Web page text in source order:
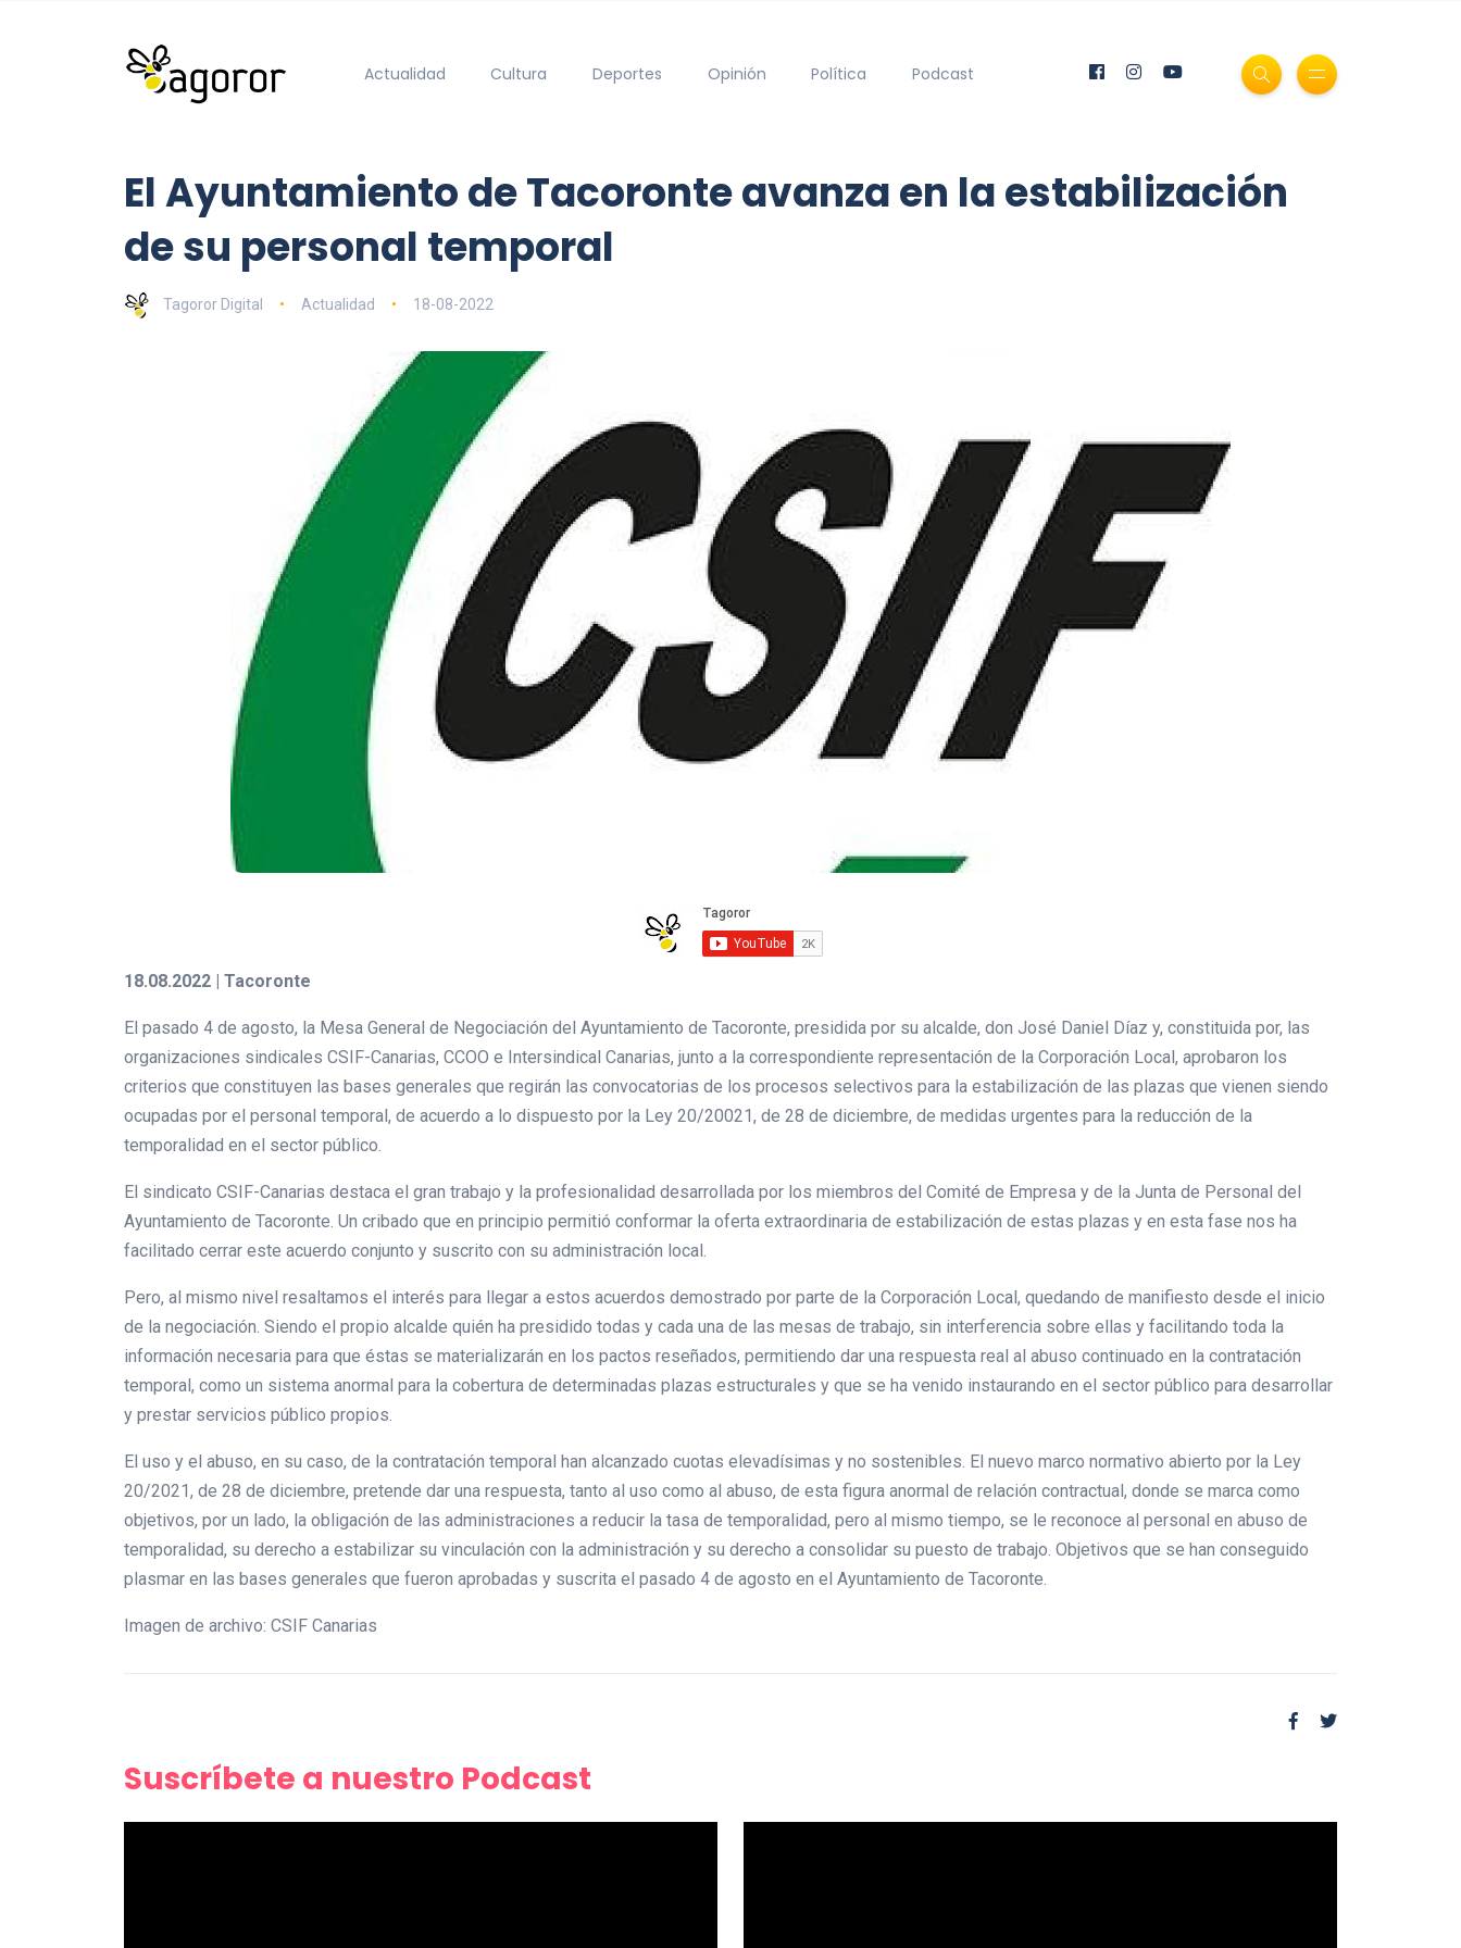
Actualidad Cultura Deportes Opinión Política Podcast
El Ayuntamiento de Tacoronte avanza en la estabilización
de su personal temporal
Tagoror Digital Actualidad 18-08-2022
18.08.2022 | Tacoronte
El pasado 4 de agosto, la Mesa General de Negociación del Ayuntamiento de Tacoronte, presidida por su alcalde, don José Daniel Díaz y, constituida por, las
organizaciones sindicales CSIF-Canarias, CCOO e Intersindical Canarias, junto a la correspondiente representación de la Corporación Local, aprobaron los
criterios que constituyen las bases generales que regirán las convocatorias de los procesos selectivos para la estabilización de las plazas que vienen siendo
ocupadas por el personal temporal, de acuerdo a lo dispuesto por la Ley 20/20021, de 28 de diciembre, de medidas urgentes para la reducción de la
temporalidad en el sector público.
El sindicato CSIF-Canarias destaca el gran trabajo y la profesionalidad desarrollada por los miembros del Comité de Empresa y de la Junta de Personal del
Ayuntamiento de Tacoronte. Un cribado que en principio permitió conformar la oferta extraordinaria de estabilización de estas plazas y en esta fase nos ha
facilitado cerrar este acuerdo conjunto y suscrito con su administración local.
Pero, al mismo nivel resaltamos el interés para llegar a estos acuerdos demostrado por parte de la Corporación Local, quedando de manifiesto desde el inicio
de la negociación. Siendo el propio alcalde quién ha presidido todas y cada una de las mesas de trabajo, sin interferencia sobre ellas y facilitando toda la
información necesaria para que éstas se materializarán en los pactos reseñados, permitiendo dar una respuesta real al abuso continuado en la contratación
temporal, como un sistema anormal para la cobertura de determinadas plazas estructurales y que se ha venido instaurando en el sector público para desarrollar
y prestar servicios público propios.
El uso y el abuso, en su caso, de la contratación temporal han alcanzado cuotas elevadísimas y no sostenibles. El nuevo marco normativo abierto por la Ley
20/2021, de 28 de diciembre, pretende dar una respuesta, tanto al uso como al abuso, de esta figura anormal de relación contractual, donde se marca como
objetivos, por un lado, la obligación de las administraciones a reducir la tasa de temporalidad, pero al mismo tiempo, se le reconoce al personal en abuso de
temporalidad, su derecho a estabilizar su vinculación con la administración y su derecho a consolidar su puesto de trabajo. Objetivos que se han conseguido
plasmar en las bases generales que fueron aprobadas y suscrita el pasado 4 de agosto en el Ayuntamiento de Tacoronte.
Imagen de archivo: CSIF Canarias
Suscríbete a nuestro Podcast